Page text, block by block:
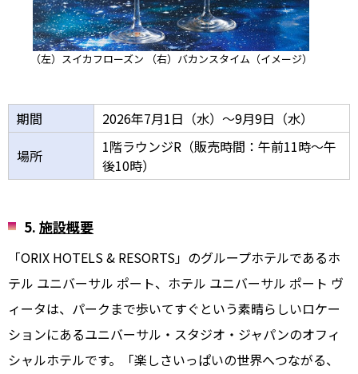
（左）スイカフローズン （右）バカンスタイム （イメージ）
期間
2026年7月1日（水）～9月9日（水）
場所
1階ラウンジR（販売時間：午前11時～午
後10時）
5. 施設概要
「ORIX HOTELS & RESORTS」のグループホテルであるホ
テル ユニバーサル ポート、ホテル ユニバーサル ポート ヴ
ィータは、パークまで歩いてすぐという素晴らしいロケー
ションにあるユニバーサル・スタジオ・ジャパンのオフィ
シャルホテルです。「楽しさいっぱいの世界へつながる、